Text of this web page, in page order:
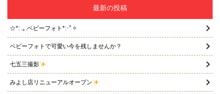
最新の投稿
☆*: .｡.ベビーフォト*:･ﾟ✧
ベビーフォトで可愛い今を残しませんか？
七五三撮影
みよし店リニューアルオープン